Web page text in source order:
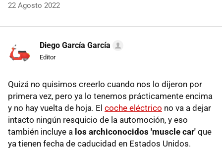
22 Agosto 2022
Diego García García
Editor
Quizá no quisimos creerlo cuando nos lo dijeron por
primera vez, pero ya lo tenemos prácticamente encima
y no hay vuelta de hoja. El coche eléctrico no va a dejar
intacto ningún resquicio de la automoción, y eso
también incluye a los archiconocidos 'muscle car' que
ya tienen fecha de caducidad en Estados Unidos.